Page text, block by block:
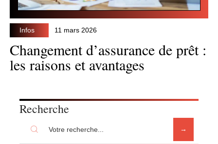
Infos 11 mars 2026
Changement d’assurance de prêt :
les raisons et avantages
Recherche